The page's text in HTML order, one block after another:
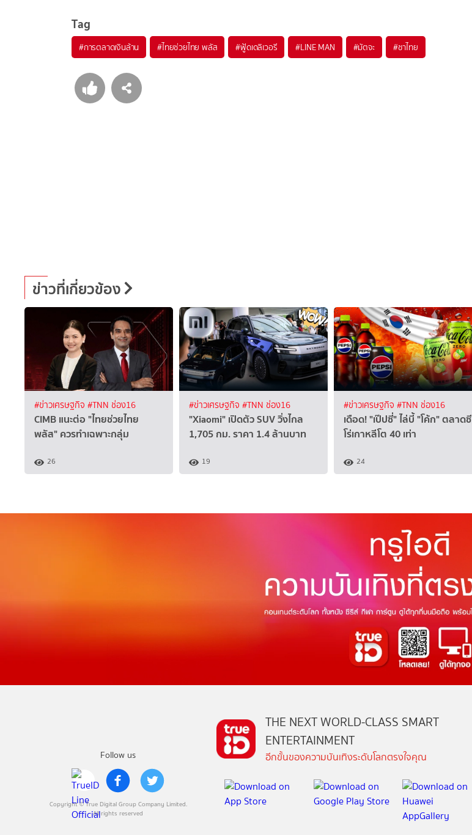
Tag
#การตลาดเงินล้าน #ไทยช่วยไทย พลัส #ฟู้ดเดลิเวอรี #LINE MAN #มัตจะ #ชาไทย
ข่าวที่เกี่ยวข้อง
#ข่าวเศรษฐกิจ #TNN ช่อง16
CIMB แนะต่อ "ไทยช่วยไทย
พลัส" ควรทำเฉพาะกลุ่ม
26
#ข่าวเศรษฐกิจ #TNN ช่อง16
"Xiaomi" เปิดตัว SUV วิ่งไกล
1,705 กม. ราคา 1.4 ล้านบาท
19
#ข่าวเศรษฐกิจ #TNN ช่อง16
เดือด! "เป๊ปซี่" ไล่บี้ "โค้ก" ตลาดซี
โร่เกาหลีโต 40 เท่า
24
Follow us
Copyright © True Digital Group Company Limited.
All rights reserved
THE NEXT WORLD-CLASS SMART
ENTERTAINMENT
อีกขั้นของความบันเทิงระดับโลกตรงใจคุณ